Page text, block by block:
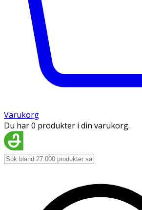
Varukorg
Du har 0 produkter i din varukorg.